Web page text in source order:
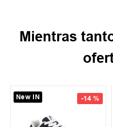
Mientras
-14 %
New IN